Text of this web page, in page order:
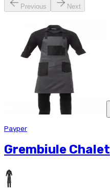
Previous Next
Payper
Grembiule Chalet